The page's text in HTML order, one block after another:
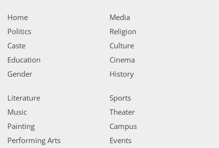
Home
Politics
Caste
Education
Gender
Media
Religion
Culture
Cinema
History
Literature
Music
Painting
Performing Arts
Sports
Theater
Campus
Events